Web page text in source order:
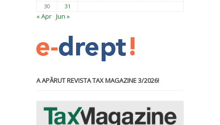
30
31
« Apr Jun »
A APĂRUT REVISTA TAX MAGAZINE 3/2026!